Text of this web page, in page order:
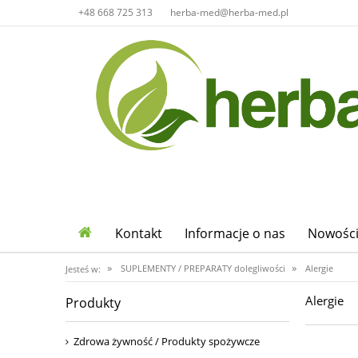
+48 668 725 313 herba-med@herba-med.pl
Kontakt Informacje o nas
Jesteś w: » SUPLEMENTY / PREPARATY dolegliwości » Alergie
Produkty
Zdrowa żywność / Produkty spożywcze
Alergie